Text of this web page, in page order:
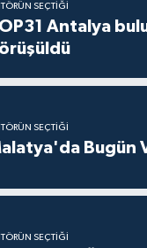
SEÇTIĞI
Antalya
SEÇTIĞI
Bugün
SEÇTIĞI